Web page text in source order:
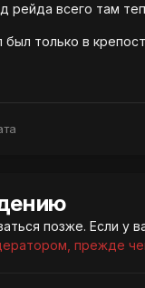
рейда всего там
только в
позже. Если у
прежде